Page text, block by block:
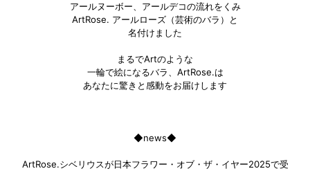
アールヌーボー、アールデコの流れをくみ
ArtRose. アールローズ（芸術のバラ）と
名付けました
まるでArtのような
一輪で絵になるバラ、ArtRose.は
あなたに驚きと感動をお届けします
◆news◆
ArtRose.シベリウスが日本フラワー・オブ・ザ・イヤー2025で受